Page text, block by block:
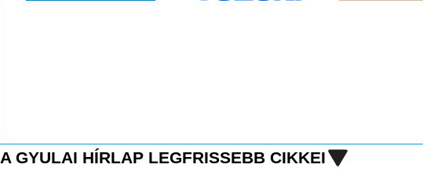
A GYULAI HÍRLAP LEGFRISSEBB CIKKEI